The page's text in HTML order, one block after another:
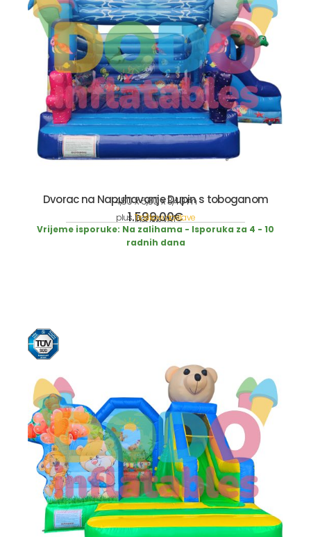
Dvorac na Napuhavanje Dupin s toboganom
4,50 x 5,60 x 3,40 m
1.599,00€
incl. 19% VAT
plusTroškovi dostave
Vrijeme isporuke: Na zalihama - Isporuka za 4 - 10
radnih dana